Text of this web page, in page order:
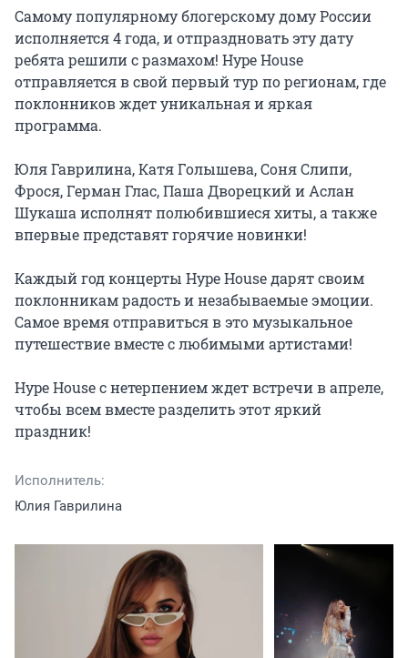
Самому популярному блогерскому дому России
исполняется 4 года, и отпраздновать эту дату
ребята решили с размахом! Hype House
отправляется в свой первый тур по регионам, где
поклонников ждет уникальная и яркая
программа.
Юля Гаврилина, Катя Голышева, Соня Слипи,
Фрося, Герман Глас, Паша Дворецкий и Аслан
Шукаша исполнят полюбившиеся хиты, а также
впервые представят горячие новинки!
Каждый год концерты Hype House дарят своим
поклонникам радость и незабываемые эмоции.
Самое время отправиться в это музыкальное
путешествие вместе с любимыми артистами!
Hype House с нетерпением ждет встречи в апреле,
чтобы всем вместе разделить этот яркий
праздник!
Исполнитель:
Юлия Гаврилина